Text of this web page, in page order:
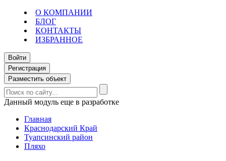
О КОМПАНИИ
БЛОГ
КОНТАКТЫ
ИЗБРАННОЕ
Войти
Регистрация
Разместить объект
Данный модуль еще в разработке
Главная
Краснодарский Край
Туапсинский район
Пляхо